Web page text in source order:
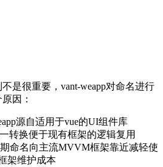
是很重要，vant-weapp对命名进行
因：
源自适用于vue的UI组件库
转换便于现有框架的逻辑复用
命名向主流MVVM框架靠近减轻使
架维护成本